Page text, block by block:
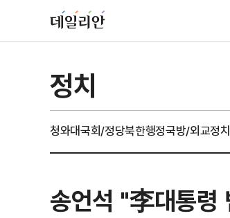
정치
청와대국회/정당북한행정국방/외교정
송언석 "李대통령